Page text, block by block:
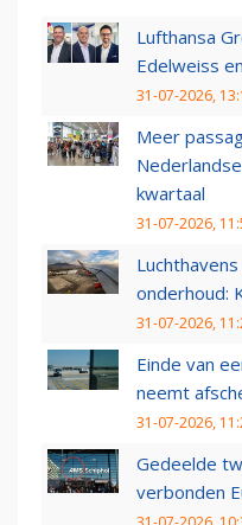
Lufthansa
Edelweiss
31-07-2026,
Meer
kwartaal
31-07-2026,
onderhoud:
31-07-2026,
Einde van
neemt
31-07-2026,
Gedeelde
verbonden